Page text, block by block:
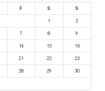
F S S
1 2
7 8 9
14 15 16
21 22 23
28 29 30